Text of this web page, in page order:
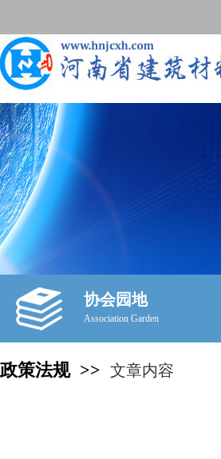
协会园地
Association Garden
政策法规 >> 文章内容